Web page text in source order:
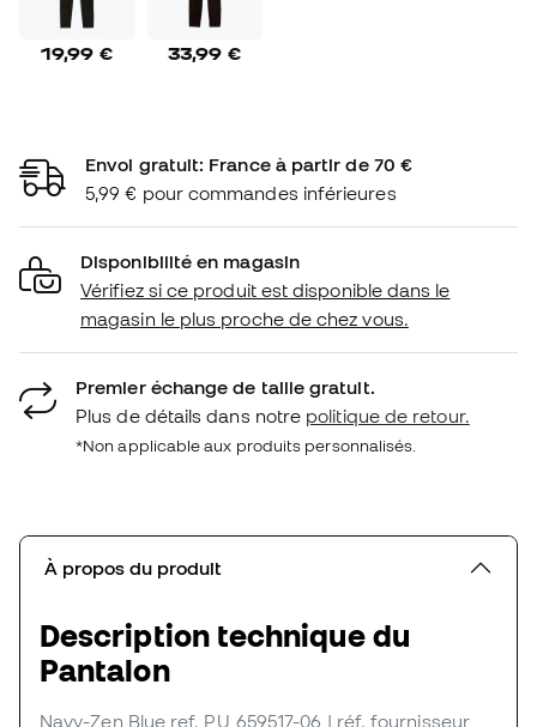
19,99 € 33,99 €
Envoi gratuit: France à partir de 70 €
5,99 € pour commandes inférieures
Disponibilité en magasin
Vérifiez si ce produit est disponible dans le
magasin le plus proche de chez vous.
Premier échange de taille gratuit.
Plus de détails dans notre politique de retour.
*Non applicable aux produits personnalisés.
À propos du produit
Description technique du
Pantalon
Navy-Zen Blue ref. PU_659517-06 | réf. fournisseur